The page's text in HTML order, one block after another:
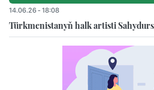
14.06.26 - 18:08
Türkmenistanyň halk artisti